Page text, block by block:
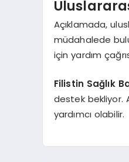
Açıklamada,
müdahalede
için yardım
Filistin Sağlık
destek bekliyor.
yardımcı olabilir.